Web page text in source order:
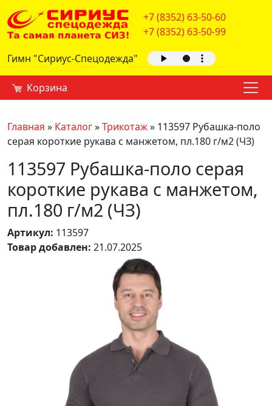
+7 (8352) 63-50-60
+7 (8352) 63-50-99
Гимн "Сириус-Спецодежда"
Корзина
Главная » Каталог»Трикотаж» 113597 Рубашка-поло
серая короткие рукава с манжетом, пл.180 г/м2 (ЧЗ)
113597 Рубашка-поло серая
короткие рукава с манжетом,
пл.180 г/м2 (ЧЗ)
Артикул: 113597
Товар добавлен: 21.07.2025